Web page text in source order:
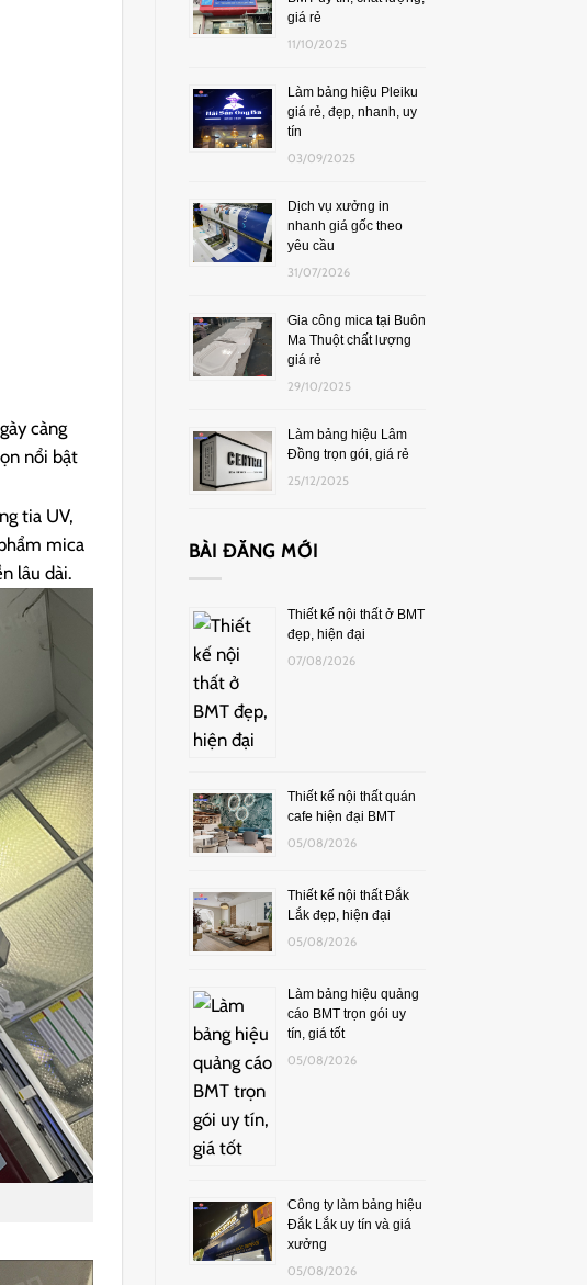
càng
nổi bật
tia UV,
mica
lâu dài.
giá rẻ
11/10/2025
Làm bảng hiệu Pleiku
giá rẻ, đẹp, nhanh, uy
tín
03/09/2025
Dịch vụ xưởng in
nhanh giá gốc theo
yêu cầu
31/07/2026
Gia công mica tại Buôn
Ma Thuột chất lượng
giá rẻ
29/10/2025
Làm bảng hiệu Lâm
Đồng trọn gói, giá rẻ
25/12/2025
BÀI ĐĂNG MỚI
Thiết kế nội thất ở BMT
đẹp, hiện đại
07/08/2026
Thiết kế nội thất quán
cafe hiện đại BMT
05/08/2026
Thiết kế nội thất Đắk
Lắk đẹp, hiện đại
05/08/2026
Làm bảng hiệu quảng
cáo BMT trọn gói uy
tín, giá tốt
05/08/2026
Công ty làm bảng hiệu
Đắk Lắk uy tín và giá
xưởng
05/08/2026